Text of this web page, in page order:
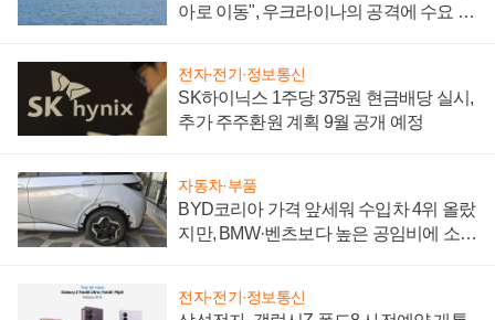
아로 이동", 우크라이나의 공격에 수요 늘
전자·전기·정보통신
SK하이닉스 1주당 375원 현금배당 실시,
추가 주주환원 계획 9월 공개 예정
자동차·부품
BYD코리아 가격 앞세워 수입차 4위 올랐
지만, BMW·벤츠보다 높은 공임비에 소비
전자·전기·정보통신